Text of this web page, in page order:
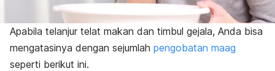
Apabila telanjur telat makan dan timbul gejala, Anda bisa
mengatasinya dengan sejumlah pengobatan maag
seperti berikut ini.